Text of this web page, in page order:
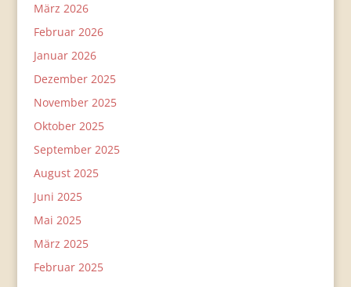
März 2026
Februar 2026
Januar 2026
Dezember 2025
November 2025
Oktober 2025
September 2025
August 2025
Juni 2025
Mai 2025
März 2025
Februar 2025